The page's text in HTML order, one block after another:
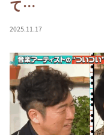
～人生密着トー
て真剣です
探偵！ナイトス
news おかえり
河合＆A.B.C-Z
（news おかえり
DAIGOも台所 ～
て…
2025.11.17